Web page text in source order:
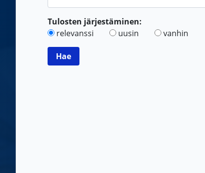
Tulosten järjestäminen:
relevanssi
uusin vanhin